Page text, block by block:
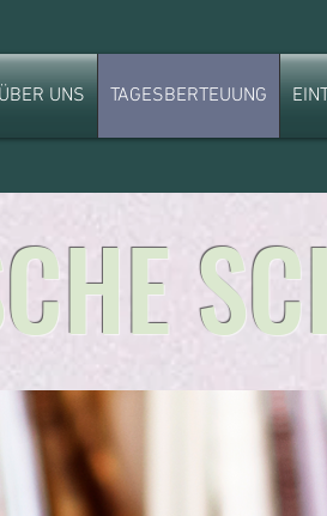
ÜBER UNS TAGESBERTEUUNG